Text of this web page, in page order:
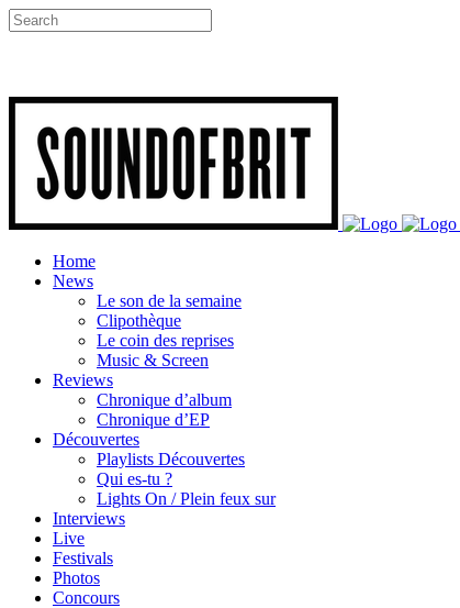
Home
News
Le son de la semaine
Clipothèque
Le coin des reprises
Music & Screen
Reviews
Chronique d’album
Chronique d’EP
Découvertes
Playlists Découvertes
Qui es-tu ?
Lights On / Plein feux sur
Interviews
Live
Festivals
Photos
Concours